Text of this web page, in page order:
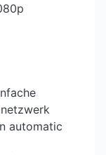
automatic